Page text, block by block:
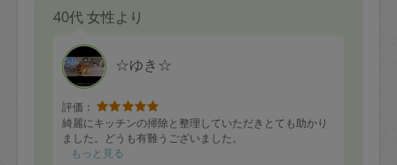
合、水曜日午前9時以降はキャンセル料が
発生
水曜日9時〜金曜日9時まで＝依頼料金の
50%
金曜日9時～土曜日8時まで＝依頼金額の
100%
土曜日8時〜実施時間＝依頼金額の100%
はありますか？
40代 女性より
☆ゆき☆
評価：
綺麗にキッチンの掃除と整理していただきとても助かり
ました。どうも有難うございました。
もっと見る